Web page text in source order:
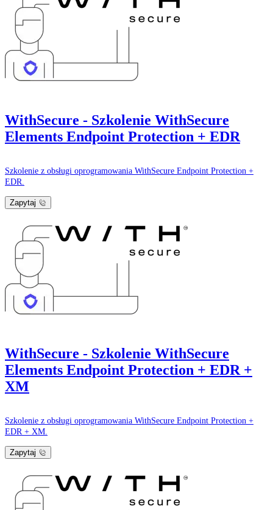
WithSecure - Szkolenie WithSecure
Elements Endpoint Protection + EDR
Szkolenie z obsługi oprogramowania WithSecure Endpoint Protection +
EDR.
Zapytaj
WithSecure - Szkolenie WithSecure
Elements Endpoint Protection + EDR +
XM
Szkolenie z obsługi oprogramowania WithSecure Endpoint Protection +
EDR + XM.
Zapytaj